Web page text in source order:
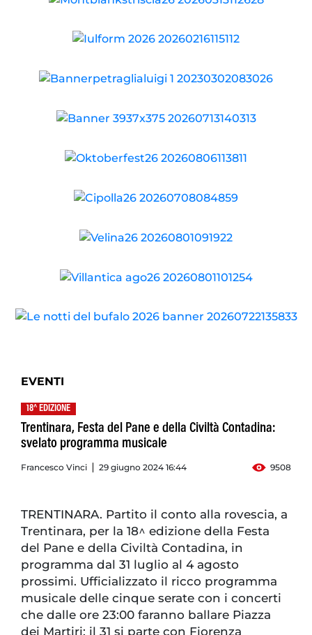
EVENTI
18^ EDIZIONE
Trentinara, Festa del Pane e della Civiltà Contadina:
svelato programma musicale
Francesco Vinci 29 giugno 2024 16:44 9508
TRENTINARA. Partito il conto alla rovescia, a
Trentinara, per la 18^ edizione della Festa
del Pane e della Civiltà Contadina, in
programma dal 31 luglio al 4 agosto
prossimi. Ufficializzato il ricco programma
musicale delle cinque serate con i concerti
che dalle ore 23:00 faranno ballare Piazza
dei Martiri: il 31 si parte con Fiorenza